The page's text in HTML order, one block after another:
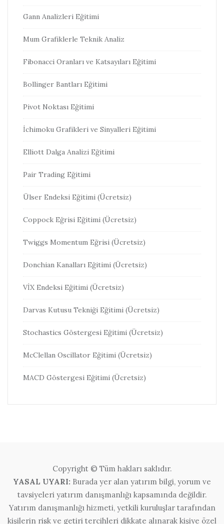
Gann Analizleri Eğitimi
Mum Grafiklerle Teknik Analiz
Fibonacci Oranları ve Katsayıları Eğitimi
Bollinger Bantları Eğitimi
Pivot Noktası Eğitimi
İchimoku Grafikleri ve Sinyalleri Eğitimi
Elliott Dalga Analizi Eğitimi
Pair Trading Eğitimi
Ülser Endeksi Eğitimi (Ücretsiz)
Coppock Eğrisi Eğitimi (Ücretsiz)
Twiggs Momentum Eğrisi (Ücretsiz)
Donchian Kanalları Eğitimi (Ücretsiz)
VİX Endeksi Eğitimi (Ücretsiz)
Darvas Kutusu Tekniği Eğitimi (Ücretsiz)
Stochastics Göstergesi Eğitimi (Ücretsiz)
McClellan Oscillator Eğitimi (Ücretsiz)
MACD Göstergesi Eğitimi (Ücretsiz)
Copyright © Tüm hakları saklıdır.
YASAL UYARI: Burada yer alan yatırım bilgi, yorum ve
tavsiyeleri yatırım danışmanlığı kapsamında değildir.
Yatırım danışmanlığı hizmeti, yetkili kuruluşlar tarafından
kişilerin risk ve getiri tercihleri dikkate alınarak kişiye özel